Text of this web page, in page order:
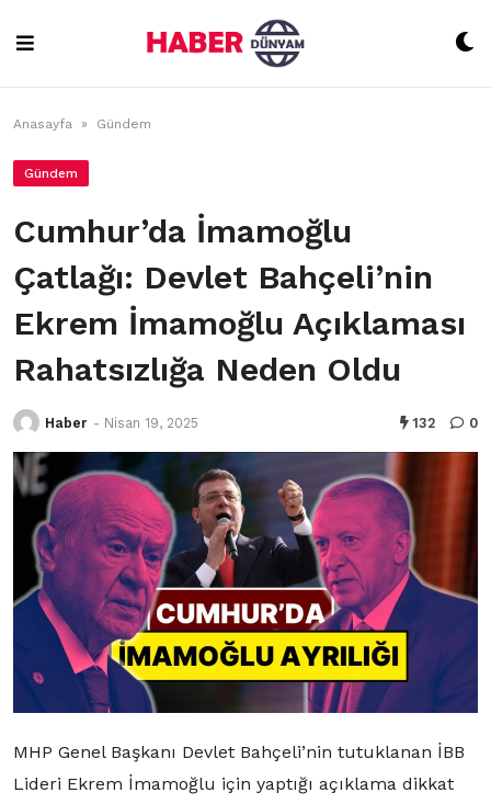
content
Anasayfa » Gündem
Gündem
Cumhur’da İmamoğlu
Çatlağı: Devlet Bahçeli’nin
Ekrem İmamoğlu Açıklaması
Rahatsızlığa Neden Oldu
Haber - Nisan 19, 2025 132 0
MHP Genel Başkanı Devlet Bahçeli’nin tutuklanan İBB
Lideri Ekrem İmamoğlu için yaptığı açıklama dikkat